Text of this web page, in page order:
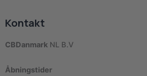
Kontakt
CBDanmark NL B.V
Åbningstider